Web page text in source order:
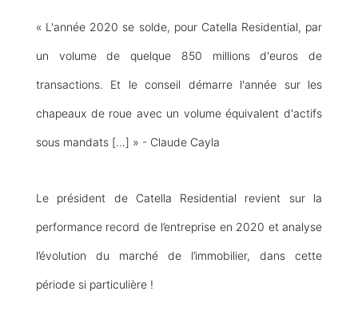
« L'année 2020 se solde, pour Catella Residential, par
un volume de quelque 850 millions d'euros de
transactions. Et le conseil démarre l'année sur les
chapeaux de roue avec un volume équivalent d'actifs
sous mandats […] » - Claude Cayla
Le président de Catella Residential revient sur la
performance record de l’entreprise en 2020 et analyse
l’évolution du marché de l’immobilier, dans cette
période si particulière !